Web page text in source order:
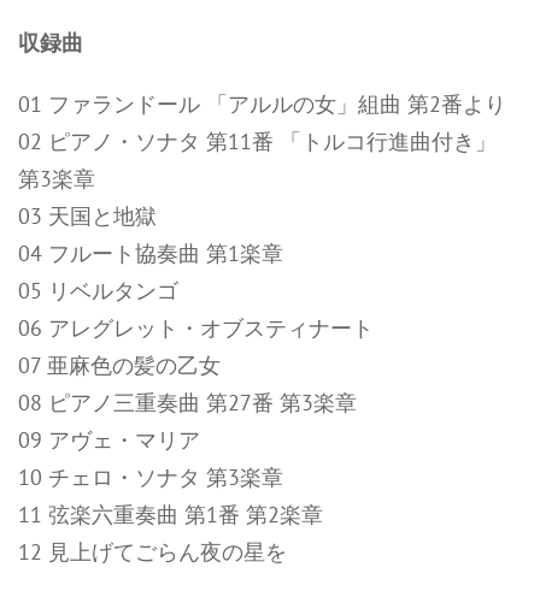
収録曲
01 ファランドール 「アルルの女」組曲 第2番より
02 ピアノ・ソナタ 第11番 「トルコ行進曲付き」
第3楽章
03 天国と地獄
04 フルート協奏曲 第1楽章
05 リベルタンゴ
06 アレグレット・オブスティナート
07 亜麻色の髪の乙女
08 ピアノ三重奏曲 第27番 第3楽章
09 アヴェ・マリア
10 チェロ・ソナタ 第3楽章
11 弦楽六重奏曲 第1番 第2楽章
12 見上げてごらん夜の星を